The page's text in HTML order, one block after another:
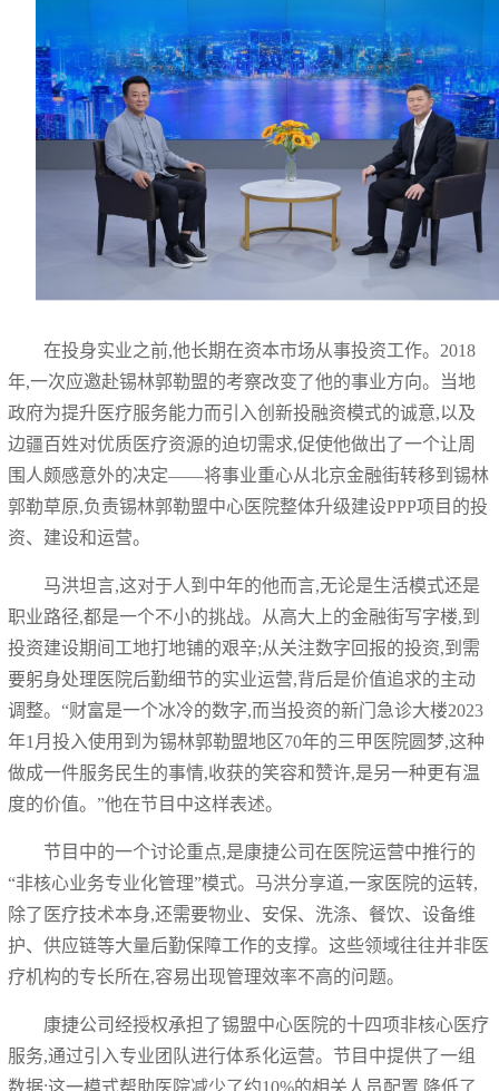
在投身实业之前,他长期在资本市场从事投资工作。2018
年,一次应邀赴锡林郭勒盟的考察改变了他的事业方向。当地
政府为提升医疗服务能力而引入创新投融资模式的诚意,以及
边疆百姓对优质医疗资源的迫切需求,促使他做出了一个让周
围人颇感意外的决定——将事业重心从北京金融街转移到锡林
郭勒草原,负责锡林郭勒盟中心医院整体升级建设PPP项目的投
资、建设和运营。
马洪坦言,这对于人到中年的他而言,无论是生活模式还是
职业路径,都是一个不小的挑战。从高大上的金融街写字楼,到
投资建设期间工地打地铺的艰辛;从关注数字回报的投资,到需
要躬身处理医院后勤细节的实业运营,背后是价值追求的主动
调整。“财富是一个冰冷的数字,而当投资的新门急诊大楼2023
年1月投入使用到为锡林郭勒盟地区70年的三甲医院圆梦,这种
做成一件服务民生的事情,收获的笑容和赞许,是另一种更有温
度的价值。”他在节目中这样表述。
节目中的一个讨论重点,是康捷公司在医院运营中推行的
“非核心业务专业化管理”模式。马洪分享道,一家医院的运转,
除了医疗技术本身,还需要物业、安保、洗涤、餐饮、设备维
护、供应链等大量后勤保障工作的支撑。这些领域往往并非医
疗机构的专长所在,容易出现管理效率不高的问题。
康捷公司经授权承担了锡盟中心医院的十四项非核心医疗
服务,通过引入专业团队进行体系化运营。节目中提供了一组
数据:这一模式帮助医院减少了约10%的相关人员配置,降低了